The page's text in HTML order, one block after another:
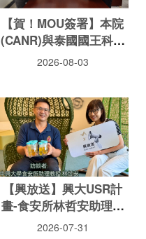
【賀！MOU簽署】本院
(CANR)與泰國國王科技
大學北曼谷校區(SciEE)
2026-08-03
【興放送】興大USR計
畫-食安所林哲安助理教
授談苯駢芘之亂
2026-07-31